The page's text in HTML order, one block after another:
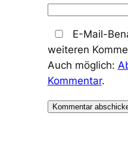
E-Mail-
weiteren
Auch möglich:
Kommentar.